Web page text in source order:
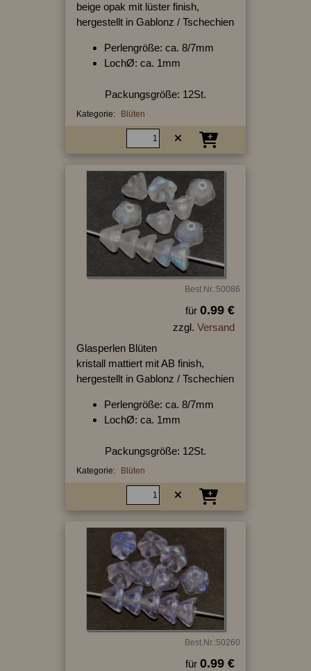
beige opak mit lüster finish,
hergestellt in Gablonz / Tschechien
Perlengröße: ca. 8/7mm
LochØ: ca. 1mm
Packungsgröße: 12St.
Kategorie: Blüten
Best.Nr.:50086
für 0.99 €
zzgl. Versand
Glasperlen Blüten
kristall mattiert mit AB finish,
hergestellt in Gablonz / Tschechien
Perlengröße: ca. 8/7mm
LochØ: ca. 1mm
Packungsgröße: 12St.
Kategorie: Blüten
Best.Nr.:50260
für 0.99 €